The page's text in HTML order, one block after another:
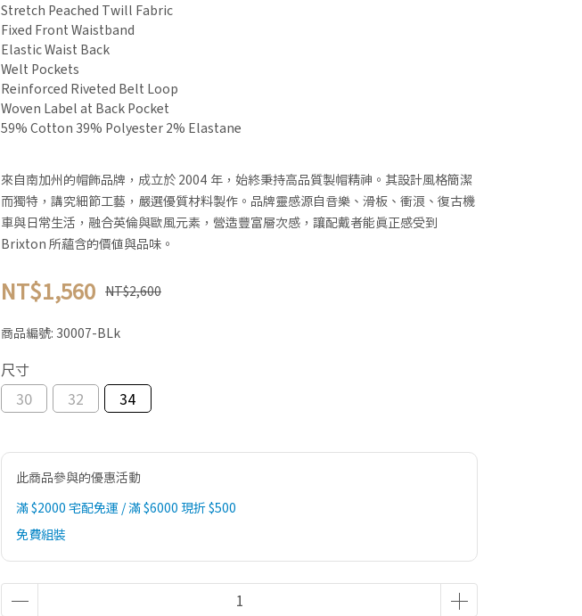
Stretch Peached Twill Fabric
Fixed Front Waistband
Elastic Waist Back
Welt Pockets
Reinforced Riveted Belt Loop
Woven Label at Back Pocket
59% Cotton 39% Polyester 2% Elastane
來自南加州的帽飾品牌，成立於 2004 年，始終秉持高品質製帽精神。其設計風格簡潔
而獨特，講究細節工藝，嚴選優質材料製作。品牌靈感源自音樂、滑板、衝浪、復古機
車與日常生活，融合英倫與歐風元素，營造豐富層次感，讓配戴者能真正感受到
Brixton 所蘊含的價值與品味。
NT$1,560 NT$2,600
商品編號: 30007-BLk
尺寸
30
32 34
此商品參與的優惠活動
滿 $2000 宅配免運 / 滿 $6000 現折 $500
免費組裝